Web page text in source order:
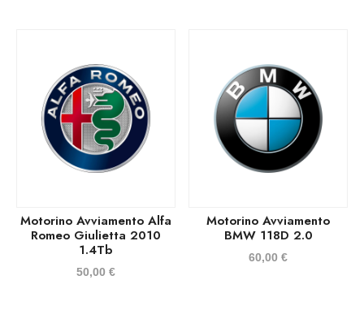
Motorino Avviamento Alfa
Romeo Giulietta 2010
1.4Tb
50,00 €
Motorino Avviamento
BMW 118D 2.0
60,00€